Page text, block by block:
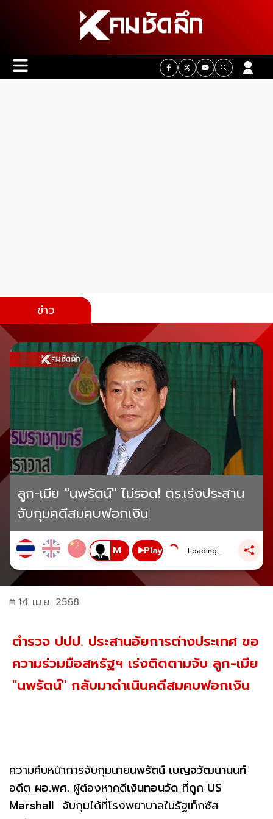
ข่าว
ลูก-เมีย "นพรัตน์" ไม่รอด! ตร.เร่งประสาน
จับกุมคดีสมคบฟอกเงิน
Play Loading...
14 เม.ย. 2568
ตำรวจ ปปป. ประสานอัยการต่างประเทศ ขอ
ความร่วมมือสหรัฐฯ เร่งติดตามจับ ลูก-เมีย
"นพรัตน์" กลับมาดำเนินคดีสมคบฟอกเงิน
ความคืบหน้าการจับกุมนายนพรัตน์ เบญจวัฒนานนท์
อดีต ผอ.พศ. ผู้ต้องหาคดีเงินทอนวัด ที่ถูก US
Marshall จับกุมได้ที่โรงพยาบาลในรัฐเท็กซัส